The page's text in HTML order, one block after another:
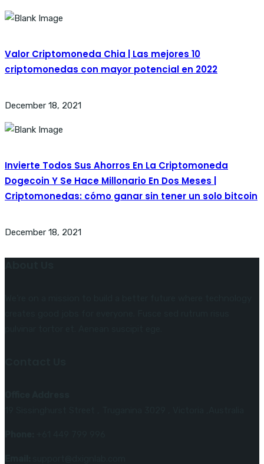
Valor Criptomoneda Chia | Las mejores 10
criptomonedas con mayor potencial en 2022
December 18, 2021
Invierte Todos Sus Ahorros En La Criptomoneda
Dogecoin Y Se Hace Millonario En Dos Meses |
Criptomonedas: cómo ganar sin tener un solo bitcoin
December 18, 2021